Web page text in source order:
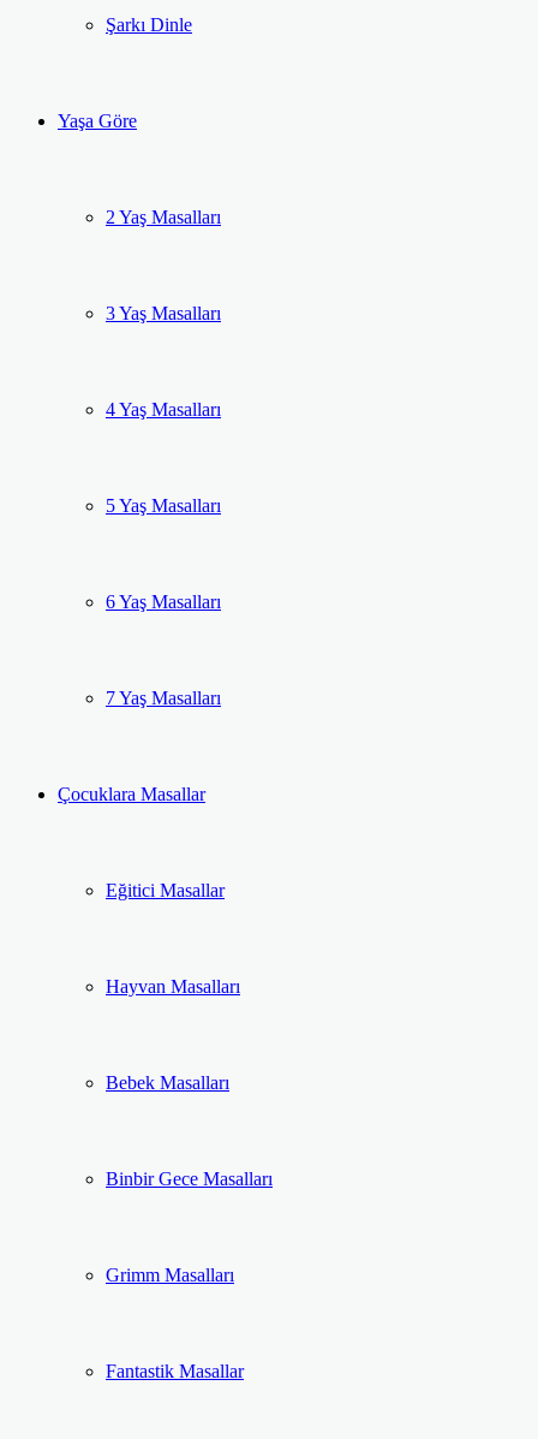
Şarkı Dinle
Yaşa Göre
2 Yaş Masalları
3 Yaş Masalları
4 Yaş Masalları
5 Yaş Masalları
6 Yaş Masalları
7 Yaş Masalları
Çocuklara Masallar
Eğitici Masallar
Hayvan Masalları
Bebek Masalları
Binbir Gece Masalları
Grimm Masalları
Fantastik Masallar